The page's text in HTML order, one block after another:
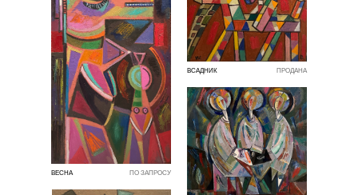
ВСАДНИК
ПО ЗАПРОСУ
ВЕСНА
ПРОДАНА